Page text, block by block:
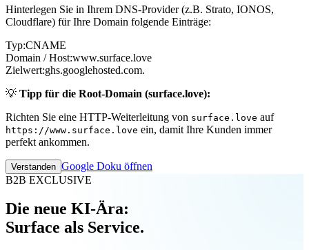
Hinterlegen Sie in Ihrem DNS-Provider (z.B. Strato, IONOS,
Cloudflare) für Ihre Domain folgende Einträge:
Typ:CNAME
Domain / Host:www.surface.love
Zielwert:ghs.googlehosted.com.
💡 Tipp für die Root-Domain (surface.love):
Richten Sie eine HTTP-Weiterleitung von surface.love auf
https://www.surface.love ein, damit Ihre Kunden immer
perfekt ankommen.
Verstanden Google Doku öffnen
B2B EXCLUSIVE
Die neue KI-Ära:
Surface als Service.